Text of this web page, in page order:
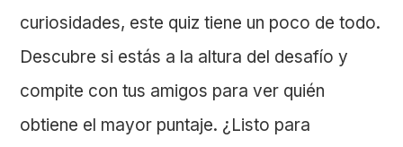
curiosidades, este quiz tiene un poco de todo.
Descubre si estás a la altura del desafío y
compite con tus amigos para ver quién
obtiene el mayor puntaje. ¿Listo para